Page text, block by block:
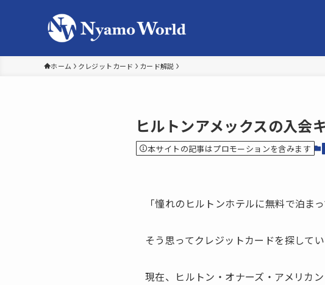
ホーム クレジットカード カード解説
ヒルトンアメックスの入会
本サイトの記事はプロモーションを含みます
「憧れのヒルトンホテルに無料で泊ま
そう思ってクレジットカードを探して
現在、ヒルトン・オナーズ・アメリカ